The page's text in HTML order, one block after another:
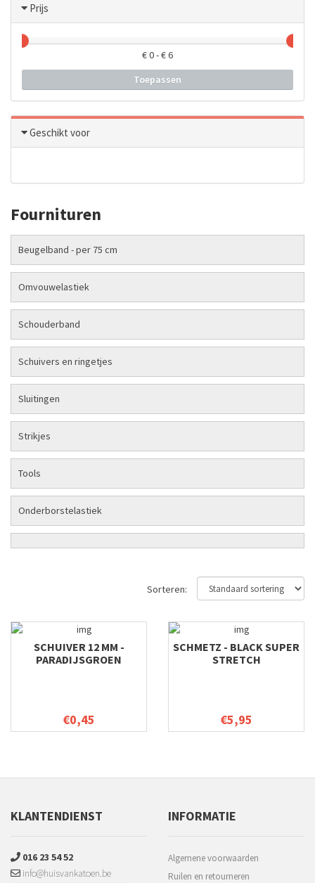
Prijs
€0- €6
Toepassen
Geschikt voor
Fournituren
Beugelband - per 75 cm
Omvouwelastiek
Schouderband
Schuivers en ringetjes
Sluitingen
Strikjes
Tools
Onderborstelastiek
Sorteren:
SCHUIVER 12 MM -
PARADIJSGROEN
€0,45
SCHMETZ - BLACK SUPER
STRETCH
€5,95
KLANTENDIENST
016 23 54 52
info@huisvankatoen.be
INFORMATIE
Algemene voorwaarden
Ruilen en retourneren